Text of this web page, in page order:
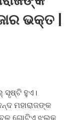
ଭକ୍ତ |
ସୃଷ୍ଟି ହୁଏ।
ମହାରାଜଙ୍କ
ଗୋଟିଏ ଝଲକ